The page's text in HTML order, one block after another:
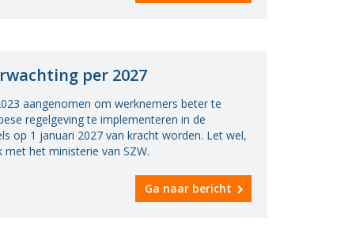
per 2027
aangenomen om werknemers beter te
regelgeving te implementeren in de
op 1 januari 2027 van kracht worden. Let wel,
het ministerie van SZW.
Ga naar bericht